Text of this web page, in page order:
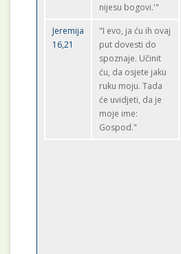
nijesu bogovi.'"
Jeremija
16,21
"I evo, ja ću ih ovaj
put dovesti do
spoznaje. Učinit
ću, da osjete jaku
ruku moju. Tada
će uvidjeti, da je
moje ime:
Gospod."